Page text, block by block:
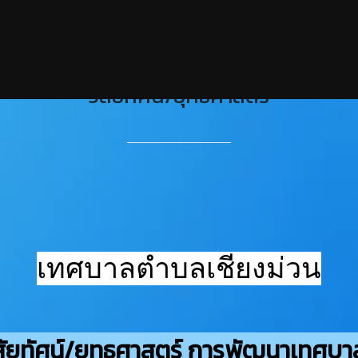
วิสัยทัศน์/ยุทธศาสตร์
เทศบาลตำบลเชียงม่วน
ทัศน์/ยุทธศาสตร์ การพัฒนาเทศบ